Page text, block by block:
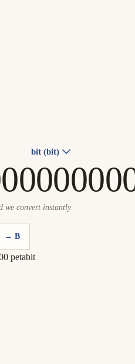
bit (bit)
we convert instantly
→ B
petabit